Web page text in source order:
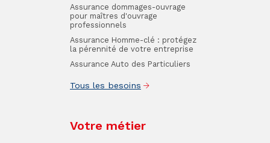
Assurance dommages-ouvrage
pour maîtres d'ouvrage
professionnels
Assurance Homme-clé : protégez
la pérennité de votre entreprise
Assurance Auto des Particuliers
Tous les besoins
Votre métier